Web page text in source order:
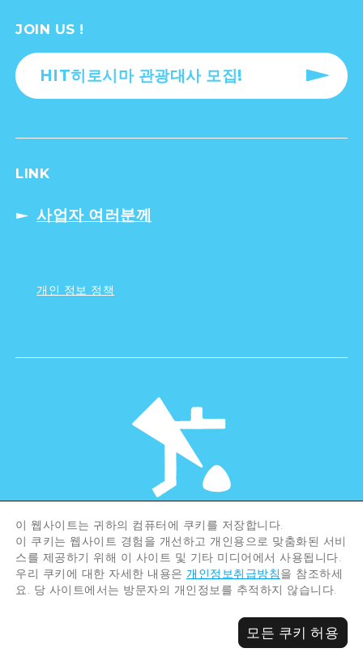
JOIN US !
HIT히로시마 관광대사 모집!
LINK
사업자 여러분께
개인 정보 정책
©Hiroshima Tourism Association /
Hiroshima Prefecture / Hiroshima City .
All rights reserved
이 웹사이트는 귀하의 컴퓨터에 쿠키를 저장합니다.
이 쿠키는 웹사이트 경험을 개선하고 개인용으로 맞춤화된 서비
스를 제공하기 위해 이 사이트 및 기타 미디어에서 사용됩니다.
우리 쿠키에 대한 자세한 내용은개인정보취급방침을 참조하세
요. 당 사이트에서는 방문자의 개인정보를 추적하지 않습니다.
모든 쿠키 허용